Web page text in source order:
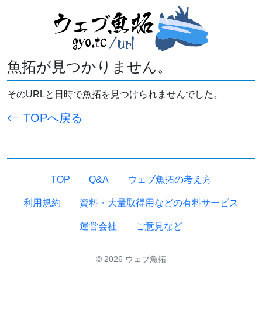
魚拓が見つかりません。
そのURLと日時で魚拓を見つけられませんでした。
TOPへ戻る
TOP Q&A ウェブ魚拓の考え方
利用規約 資料・大量取得用などの有料サービス
運営会社 ご意見など
© 2026 ウェブ魚拓